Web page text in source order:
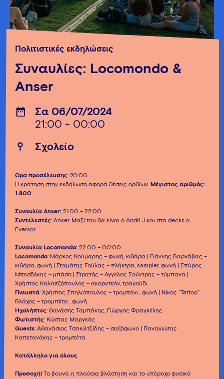
Πολιτιστικές εκδηλώσεις
Συναυλίες: Locomondo &
Αnser
Σα 06/07/2024
21:00 - 00:00
Σχολείο
Ώρα προσέλευσης: 20:00
Η κράτηση στην εκδήλωση αφορά θέσεις ορθίων. Mέγιστος αριθμός:
1.800
Συναυλία Anser: 21.00 – 22:00
Συντελεστές: Anser. Mαζί του θα είναι ο Andri J και στα decks o
Eversor
Συναυλία Locomondo: 22.00 – 00:00
Locomondo: Μάρκος Κούμαρης – φωνή, κιθάρα | Γιάννης Βαρνάβας –
κιθάρα, φωνή | Σταμάτης Γούλας – πλήκτρα, sampler, φωνή | Σπύρος
Μπεσδέκης – μπάσο | Στρατής – Άγγελος Σούντρης – τύμπανα |
Χρήστος Καλαιτζόπουλος – ακορντεόν, τραγούδι
Πνευστά: Χρήστος Σπηλιόπουλος – τρομπόνι , φωνή | Νίκος “Tattoo”
Βλάχος – τρομπέτα , φωνή
Ηχολήπτες: Θανάσης Ταμπάκης, Γιώργος Φραγκέλης
Φωτιστής: Κώστας Μαργκάς
Guests: Αθανάσιος Τσακιλτζίδης – σαξόφωνο | Παναγιώτης
Καπετανάκης – τρομπέτα
Κατάλληλο για όλους
Προσοχή! Το βουνό, η πλούσια βλάστηση και το υπέροχο φυσικό